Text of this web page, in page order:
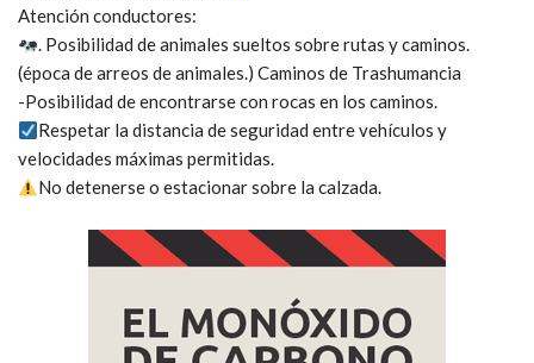
Atención conductores:
. Posibilidad de animales sueltos sobre rutas y caminos.
(época de arreos de animales.) Caminos de Trashumancia
-Posibilidad de encontrarse con rocas en los caminos.
Respetar la distancia de seguridad entre vehículos y
velocidades máximas permitidas.
No detenerse o estacionar sobre la calzada.